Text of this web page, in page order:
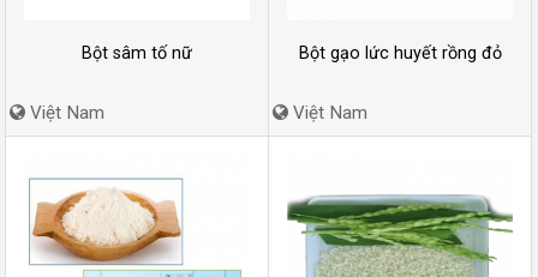
Bột sâm tố nữ
Việt Nam
Bột gạo lức huyết rồng đỏ
Việt Nam